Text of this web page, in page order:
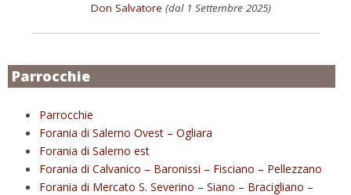
Don Salvatore (dal 1 Settembre 2025)
Parrocchie
Parrocchie
Forania di Salerno Ovest – Ogliara
Forania di Salerno est
Forania di Calvanico – Baronissi – Fisciano – Pellezzano
Forania di Mercato S. Severino – Siano – Bracigliano –